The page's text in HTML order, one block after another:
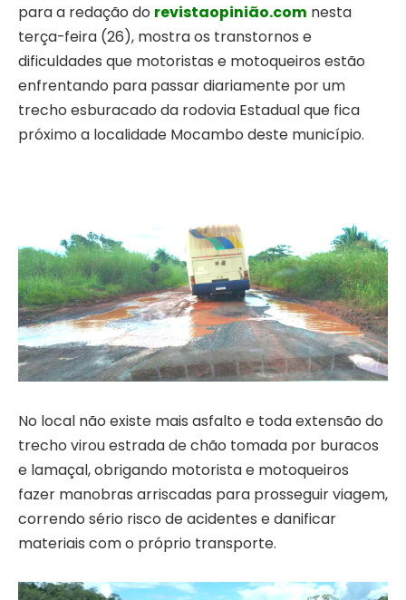
para a redação do revistaopinião.com nesta
terça-feira (26), mostra os transtornos e
dificuldades que motoristas e motoqueiros estão
enfrentando para passar diariamente por um
trecho esburacado da rodovia Estadual que fica
próximo a localidade Mocambo deste município.
No local não existe mais asfalto e toda extensão do
trecho virou estrada de chão tomada por buracos
e lamaçal, obrigando motorista e motoqueiros
fazer manobras arriscadas para prosseguir viagem,
correndo sério risco de acidentes e danificar
materiais com o próprio transporte.